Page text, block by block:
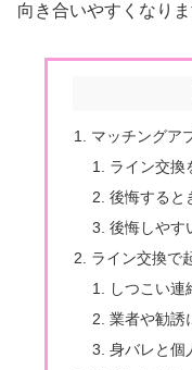
向き合いやすくなりま
マッチングア
ライン交換
後悔すると
後悔しやす
ライン交換で
しつこい連
業者や勧誘
身バレと個